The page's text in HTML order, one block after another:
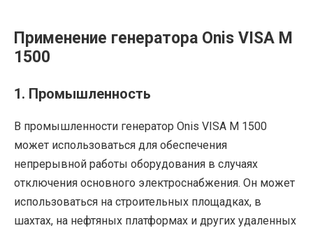
Применение генератора Onis VISA M
1500
1. Промышленность
В промышленности генератор Onis VISA M 1500
может использоваться для обеспечения
непрерывной работы оборудования в случаях
отключения основного электроснабжения. Он может
использоваться на строительных площадках, в
шахтах, на нефтяных платформах и других удаленных